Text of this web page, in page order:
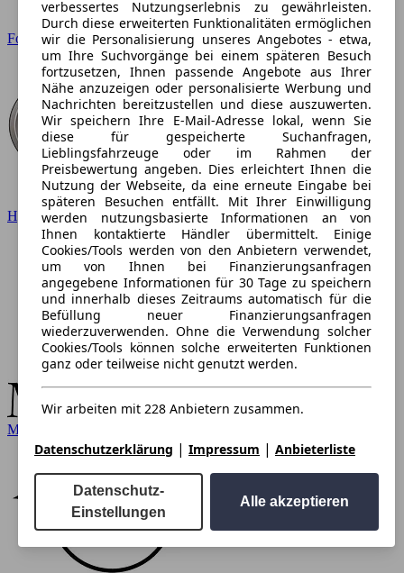
Ford
Hyundai
Mercedes-Benz
verbessertes Nutzungserlebnis zu gewährleisten.
Durch diese erweiterten Funktionalitäten ermöglichen
wir die Personalisierung unseres Angebotes - etwa,
um Ihre Suchvorgänge bei einem späteren Besuch
fortzusetzen, Ihnen passende Angebote aus Ihrer
Nähe anzuzeigen oder personalisierte Werbung und
Nachrichten bereitzustellen und diese auszuwerten.
Wir speichern Ihre E-Mail-Adresse lokal, wenn Sie
diese für gespeicherte Suchanfragen,
Lieblingsfahrzeuge oder im Rahmen der
Preisbewertung angeben. Dies erleichtert Ihnen die
Nutzung der Webseite, da eine erneute Eingabe bei
späteren Besuchen entfällt. Mit Ihrer Einwilligung
werden nutzungsbasierte Informationen an von
Ihnen kontaktierte Händler übermittelt. Einige
Cookies/Tools werden von den Anbietern verwendet,
um von Ihnen bei Finanzierungsanfragen
angegebene Informationen für 30 Tage zu speichern
und innerhalb dieses Zeitraums automatisch für die
Befüllung neuer Finanzierungsanfragen
wiederzuverwenden. Ohne die Verwendung solcher
Cookies/Tools können solche erweiterten Funktionen
ganz oder teilweise nicht genutzt werden.
Wir arbeiten mit 228 Anbietern zusammen.
Datenschutzerklärung | Impressum | Anbieterliste
Datenschutz-
Einstellungen
Alle akzeptieren